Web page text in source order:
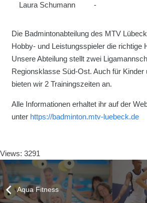
Laura Schumann -
Die Badmintonabteilung des MTV
Hobby- und Leistungsspieler die richtige
Unsere Abteilung stellt zwei
Regionsklasse Süd-Ost. Auch für Kinder
bieten wir 2 Trainingszeiten an.
Alle Informationen erhaltet ihr auf der
unter https://badminton.mtv-luebeck.de
Views: 3291
Aqua Fitness